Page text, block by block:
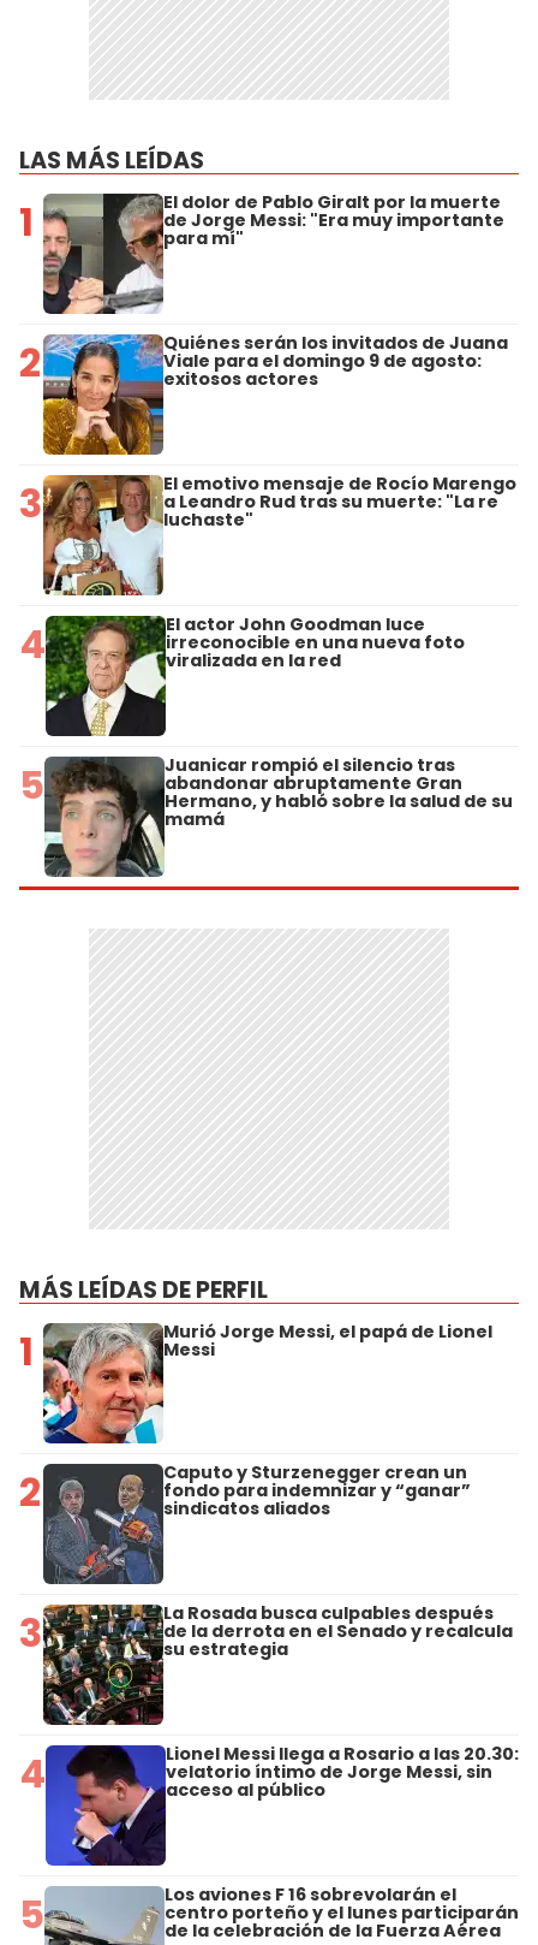
LAS MÁS LEÍDAS
1 El dolor de Pablo Giralt por la muerte
de Jorge Messi: "Era muy importante
para mí"
2 Quiénes serán los invitados de Juana
Viale para el domingo 9 de agosto:
exitosos actores
3 El emotivo mensaje de Rocío Marengo
a Leandro Rud tras su muerte: "La re
luchaste"
4 El actor John Goodman luce
irreconocible en una nueva foto
viralizada en la red
5 Juanicar rompió el silencio tras
abandonar abruptamente Gran
Hermano, y habló sobre la salud de su
mamá
MÁS LEÍDAS DE PERFIL
1 Murió Jorge Messi, el papá de Lionel
Messi
2 Caputo y Sturzenegger crean un
fondo para indemnizar y “ganar”
sindicatos aliados
3 La Rosada busca culpables después
de la derrota en el Senado y recalcula
su estrategia
4 Lionel Messi llega a Rosario a las 20.30:
velatorio íntimo de Jorge Messi, sin
acceso al público
5 Los aviones F 16 sobrevolarán el
centro porteño y el lunes participarán
de la celebración de la Fuerza Aérea